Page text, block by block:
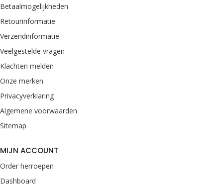
Betaalmogelijkheden
Retourinformatie
Verzendinformatie
Veelgestelde vragen
Klachten melden
Onze merken
Privacyverklaring
Algemene voorwaarden
Sitemap
MIJN ACCOUNT
Order herroepen
Dashboard